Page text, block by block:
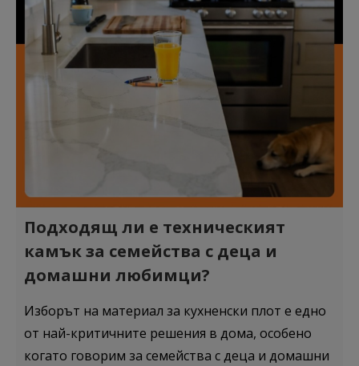
Подходящ ли е техническият
камък за семейства с деца и
домашни любимци?
Изборът на материал за кухненски плот е едно
от най-критичните решения в дома, особено
когато говорим за семейства с деца и домашни